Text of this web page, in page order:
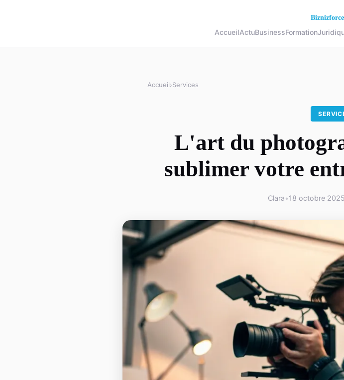
AccueilActuBusinessFormation
Accueil›Services
L'art du
sublimer votre
Clara•18 octobre 2025